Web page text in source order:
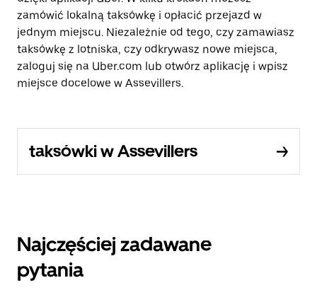
zamówić lokalną taksówkę i opłacić przejazd w
jednym miejscu. Niezależnie od tego, czy zamawiasz
taksówkę z lotniska, czy odkrywasz nowe miejsca,
zaloguj się na Uber.com lub otwórz aplikację i wpisz
miejsce docelowe w Assevillers.
taksówki w Assevillers
Najczęściej zadawane
pytania